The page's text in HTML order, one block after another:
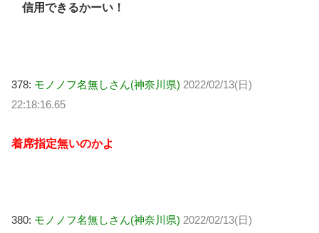
信用できるかーい！
378: モノノフ名無しさん(神奈川県) 2022/02/13(日)
22:18:16.65
着席指定無いのかよ
380: モノノフ名無しさん(神奈川県) 2022/02/13(日)